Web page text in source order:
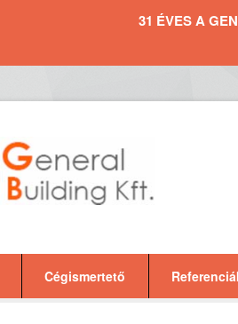
31 ÉVES A
Cégismertető